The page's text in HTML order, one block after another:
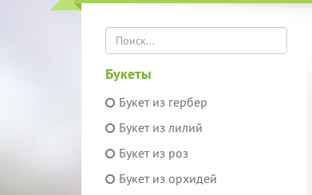
Букеты
Букет из гербер
Букет из лилий
Букет из роз
Букет из орхидей